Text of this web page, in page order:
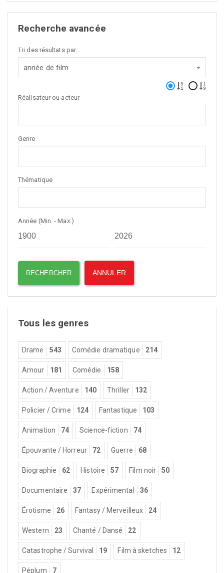
Recherche avancée
Tri des résultats par...
année de film
Réalisateur ou acteur
Genre
Thématique
Année (Min. - Max.)
Tous les genres
Drame 543 Comédie dramatique 214
Amour 181 Comédie 158
Action / Aventure 140 Thriller 132
Policier / Crime 124 Fantastique 103
Animation 74 Science-fiction 74
Épouvante / Horreur 72 Guerre 68
Biographie 62 Histoire 57 Film noir 50
Documentaire 37 Expérimental 36
Érotisme 26 Fantasy / Merveilleux 24
Western 23 Chanté / Dansé 22
Catastrophe / Survival 19 Film à sketches 12
Péplum 7